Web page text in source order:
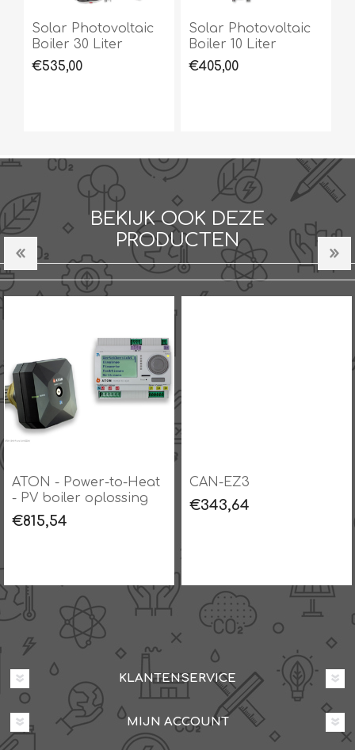
Solar Photovoltaic
Boiler 30 Liter
€535,00
Solar Photovoltaic
Boiler 10 Liter
€405,00
BEKIJK OOK DEZE
PRODUCTEN
ATON - Power-to-Heat
- PV boiler oplossing
€815,54
CAN-EZ3
€343,64
KLANTENSERVICE
MIJN ACCOUNT